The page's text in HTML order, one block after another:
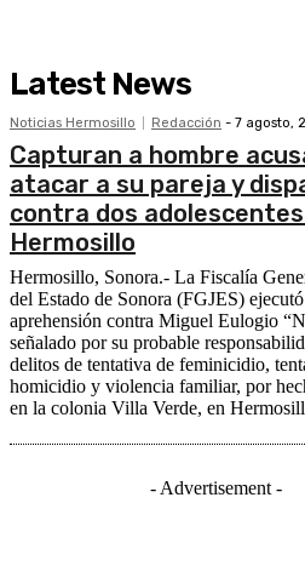
Latest News
Noticias Hermosillo Redacción - 7 agosto,
Capturan a hombre
atacar a su pareja y
contra dos
Hermosillo
Hermosillo, Sonora.- La Fiscalía
del Estado de Sonora (FGJES)
aprehensión contra Miguel Eulogio
señalado por su probable
delitos de tentativa de feminicidio,
homicidio y violencia familiar, por
en la colonia Villa Verde, en
- Advertisement -